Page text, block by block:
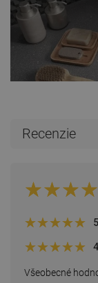
Recenzie
Všeobecné